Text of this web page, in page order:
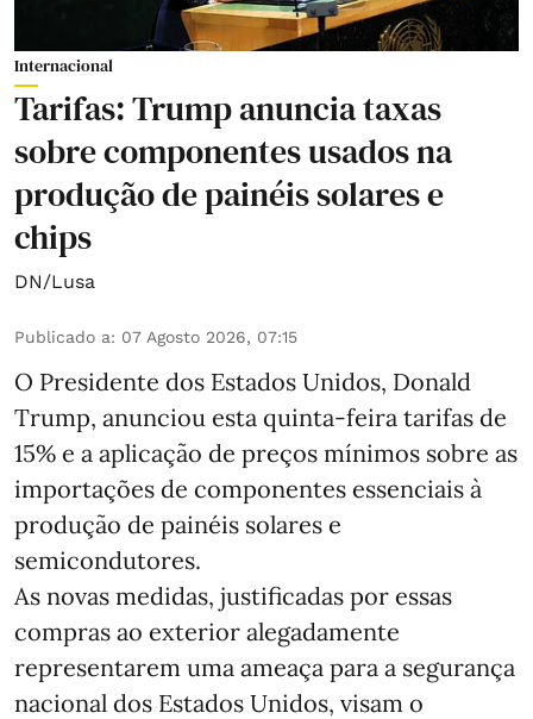
Internacional
Tarifas: Trump anuncia taxas
sobre componentes usados na
produção de painéis solares e
chips
DN/Lusa
Publicado a: 07 Agosto 2026, 07:15
O Presidente dos Estados Unidos, Donald
Trump, anunciou esta quinta-feira tarifas de
15% e a aplicação de preços mínimos sobre as
importações de componentes essenciais à
produção de painéis solares e
semicondutores.
As novas medidas, justificadas por essas
compras ao exterior alegadamente
representarem uma ameaça para a segurança
nacional dos Estados Unidos, visam o